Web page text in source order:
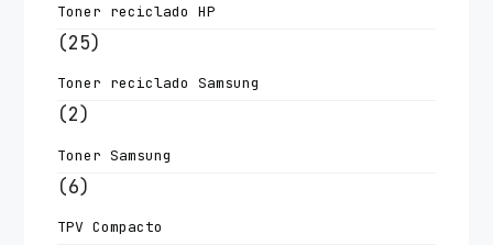
Toner reciclado HP
(25)
Toner reciclado Samsung
(2)
Toner Samsung
(6)
TPV Compacto